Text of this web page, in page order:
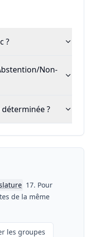
?
Non-
?
17. Pour
de la même
les groupes